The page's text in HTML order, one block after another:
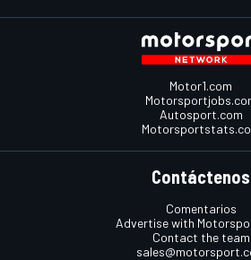
Motor1.com
Autosport.com
Contáctenos
Comentarios
Advertise with
Contact the team